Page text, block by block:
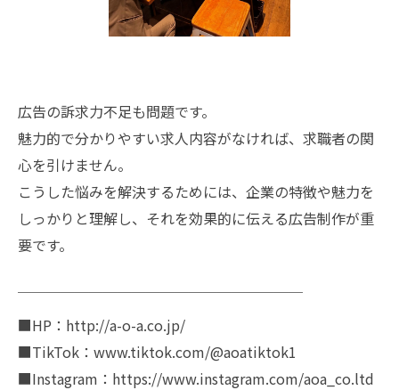
広告の訴求力不足も問題です。
魅力的で分かりやすい求人内容がなければ、求職者の関
心を引けません。
こうした悩みを解決するためには、企業の特徴や魅力を
しっかりと理解し、それを効果的に伝える広告制作が重
要です。
￣￣￣￣￣￣￣￣￣￣￣￣￣￣￣￣￣￣￣￣
■HP：http://a-o-a.co.jp/
■TikTok：www.tiktok.com/@aoatiktok1
■Instagram：https://www.instagram.com/aoa_co.ltd